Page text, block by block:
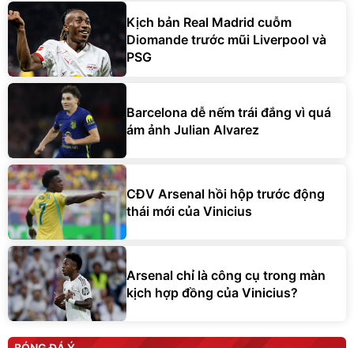
Kịch bản Real Madrid cuỗm
Diomande trước mũi Liverpool và
PSG
Barcelona dễ nếm trái đắng vì quá
ám ảnh Julian Alvarez
CĐV Arsenal hồi hộp trước động
thái mới của Vinicius
Arsenal chỉ là công cụ trong màn
kịch hợp đồng của Vinicius?